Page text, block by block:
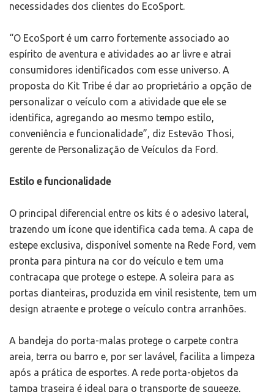
necessidades dos clientes do EcoSport.
“O EcoSport é um carro fortemente associado ao
espírito de aventura e atividades ao ar livre e atrai
consumidores identificados com esse universo. A
proposta do Kit Tribe é dar ao proprietário a opção de
personalizar o veículo com a atividade que ele se
identifica, agregando ao mesmo tempo estilo,
conveniência e funcionalidade”, diz Estevão Thosi,
gerente de Personalização de Veículos da Ford.
Estilo e funcionalidade
O principal diferencial entre os kits é o adesivo lateral,
trazendo um ícone que identifica cada tema. A capa de
estepe exclusiva, disponível somente na Rede Ford, vem
pronta para pintura na cor do veículo e tem uma
contracapa que protege o estepe. A soleira para as
portas dianteiras, produzida em vinil resistente, tem um
design atraente e protege o veículo contra arranhões.
A bandeja do porta-malas protege o carpete contra
areia, terra ou barro e, por ser lavável, facilita a limpeza
após a prática de esportes. A rede porta-objetos da
tampa traseira é ideal para o transporte de squeeze,